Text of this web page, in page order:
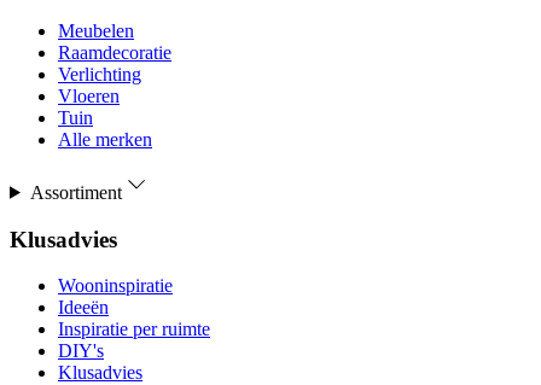
Meubelen
Raamdecoratie
Verlichting
Vloeren
Tuin
Alle merken
Assortiment
Klusadvies
Wooninspiratie
Ideeën
Inspiratie per ruimte
DIY's
Klusadvies